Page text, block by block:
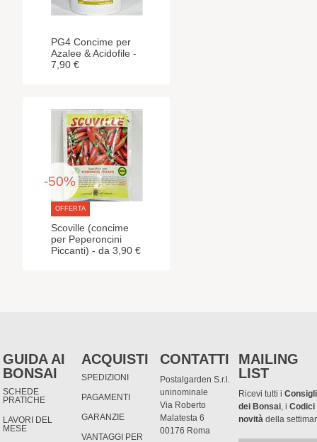
PG4 Concime per
Azalee & Acidofile -
7,90 €
OFFERTA
-50%
Scoville (concime
per Peperoncini
Piccanti) - da 3,90 €
GUIDA AI
BONSAI
SCHEDE
PRATICHE
LAVORI DEL
MESE
ACQUISTI
SPEDIZIONI
PAGAMENTI
GARANZIE
VANTAGGI PER
CONTATTI
Postalgarden S.r.l.
uninominale
Via Roberto
Malatesta 6
00176 Roma
MAILING
LIST
Ricevi tutti i
dei Bonsai, iCodici
novità della